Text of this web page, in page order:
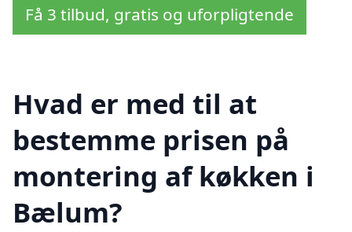
Få 3 tilbud, gratis og uforpligtende
Hvad er med til at
bestemme prisen på
montering af køkken i
Bælum?